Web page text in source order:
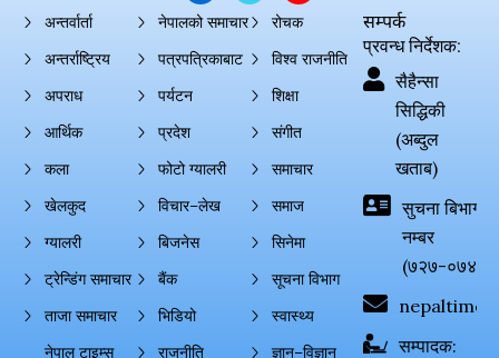
अन्तर्वार्ता
अन्तर्राष्ट्रिय
अपराध
आर्थिक
कला
खेलकुद
ग्यालरी
ट्रेन्डिंग समाचार
ताजा समाचार
नेपाल टाइम्स
नेपालको समाचार
पत्रपत्रिकाबाट
पर्यटन
प्रदेश
फोटो ग्यालरी
विचार–लेख
बिजनेस
बैंक
भिडियो
राजनीति
रोचक
विश्व राजनीति
शिक्षा
संगीत
समाचार
समाज
सिनेमा
सूचना विभाग
स्वास्थ्य
ज्ञान–विज्ञान
सम्पर्क
प्रवन्ध निर्देशक:
सैहैन्सा
सिद्धिकी
(अब्दुल
खताब)
सुचना बिभाग
नम्बर
(७२७-०७४-
सम्पादक: